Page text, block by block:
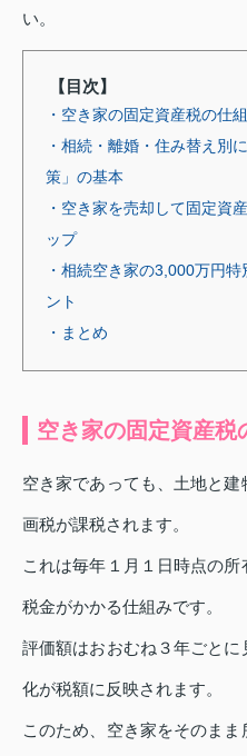
い。
【目次】
・空き家の固定資産税の仕
・相続・離婚・住み替え別
策」の基本
・空き家を売却して固定資
ップ
・相続空き家の3,000万円
ント
・まとめ
空き家の固定資産税
空き家であっても、土地と
画税が課税されます。
これは毎年１月１日時点の
税金がかかる仕組みです。
評価額はおおむね３年ごと
化が税額に反映されます。
このため、空き家をそのま